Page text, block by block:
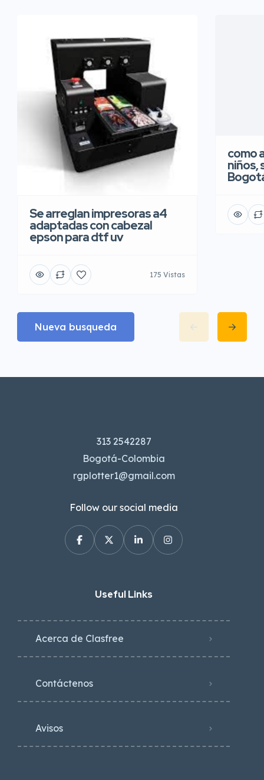
Se arreglan impresoras a4
adaptadas con cabezal
epson para dtf uv
175 Vistas
como
niños,
Nueva busqueda
313 2542287
Bogotá-Colombia
rgplotter1@gmail.com
Follow our social media
Useful Links
Acerca de Clasfree
Contáctenos
Avisos